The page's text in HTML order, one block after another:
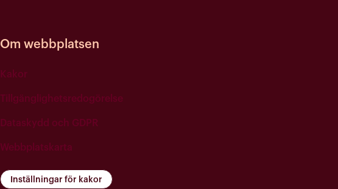
Om webbplatsen
Kakor
Tillgänglighetsredogörelse
Dataskydd och GDPR
Webbplatskarta
Inställningar för kakor